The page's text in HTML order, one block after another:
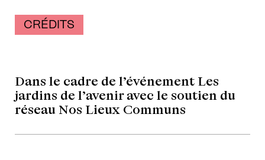
CRÉDITS
Dans le cadre de l’événement Les
jardins de l’avenir avec le soutien du
réseau Nos Lieux Communs